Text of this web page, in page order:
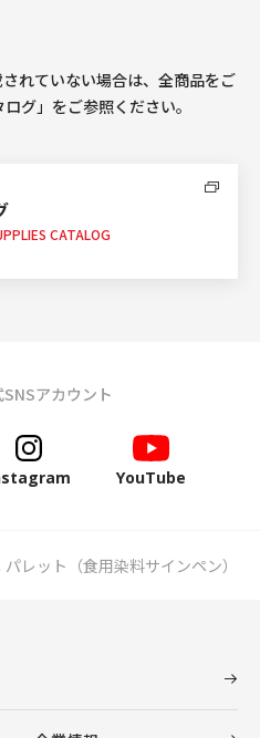
れていない場合は、全商品をご
グ」をご参照ください。
CATALOG
アカウント
YouTube
パレット（食用染料サインペン）